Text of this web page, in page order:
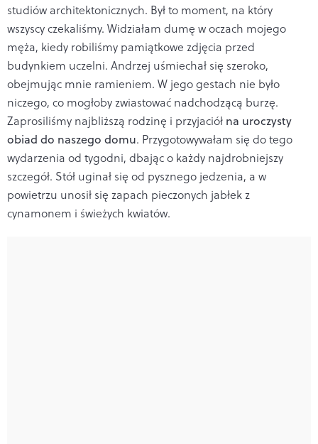
studiów architektonicznych. Był to moment, na który
wszyscy czekaliśmy. Widziałam dumę w oczach mojego
męża, kiedy robiliśmy pamiątkowe zdjęcia przed
budynkiem uczelni. Andrzej uśmiechał się szeroko,
obejmując mnie ramieniem. W jego gestach nie było
niczego, co mogłoby zwiastować nadchodzącą burzę.
Zaprosiliśmy najbliższą rodzinę i przyjaciół na uroczysty
obiad do naszego domu. Przygotowywałam się do tego
wydarzenia od tygodni, dbając o każdy najdrobniejszy
szczegół. Stół uginał się od pysznego jedzenia, a w
powietrzu unosił się zapach pieczonych jabłek z
cynamonem i świeżych kwiatów.